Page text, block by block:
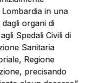
in una
organi di
Spedali Civili di
Sanitaria
Regione
precisando